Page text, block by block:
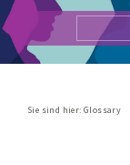
Sie sind hier:Glossary